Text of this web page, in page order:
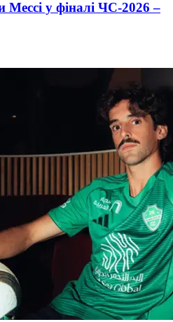
Мессі у фіналі ЧС-2026 –